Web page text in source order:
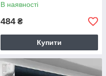
В наявності
484 ₴
Купити